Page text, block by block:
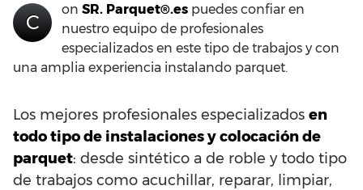
C
on SR. Parquet®.es puedes confiar en
nuestro equipo de profesionales
especializados en este tipo de trabajos y con
una amplia experiencia instalando parquet.
Los mejores profesionales especializados en
todo tipo de instalaciones y colocación de
parquet: desde sintético a de roble y todo tipo
de trabajos como acuchillar, reparar, limpiar,